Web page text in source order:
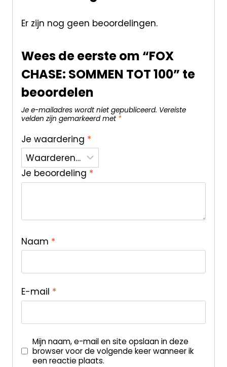
Er zijn nog geen beoordelingen.
Wees de eerste om “FOX
CHASE: SOMMEN TOT 100” te
beoordelen
Je e-mailadres wordt niet gepubliceerd. Vereiste
velden zijn gemarkeerd met *
Je waardering *
Je beoordeling *
Naam *
E-mail *
Mijn naam, e-mail en site opslaan in deze
browser voor de volgende keer wanneer ik
een reactie plaats.